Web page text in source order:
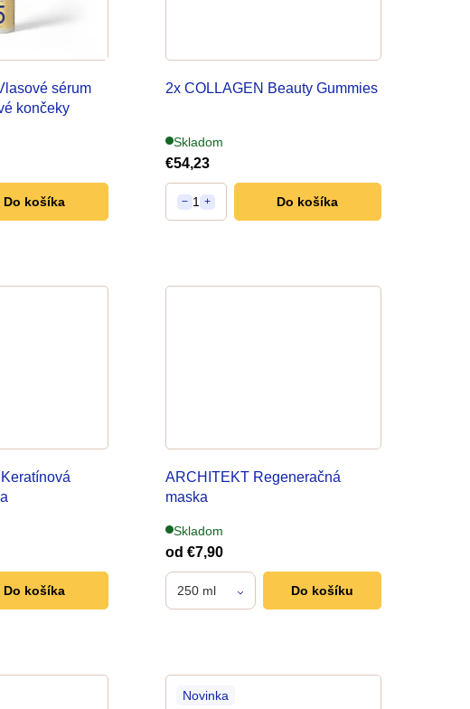
p
o
d
u
sérum
končeky
Do košíka
2x COLLAGEN Beauty Gummies
Skladom
€54,23
− 1 + Do košíka
Do košíka
ARCHITEKT Regeneračná
maska
Skladom
od €7,90
250 ml Do košíku
Novinka